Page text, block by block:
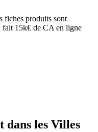
fiches produits sont
fait 15k€ de CA en ligne
dans les Villes